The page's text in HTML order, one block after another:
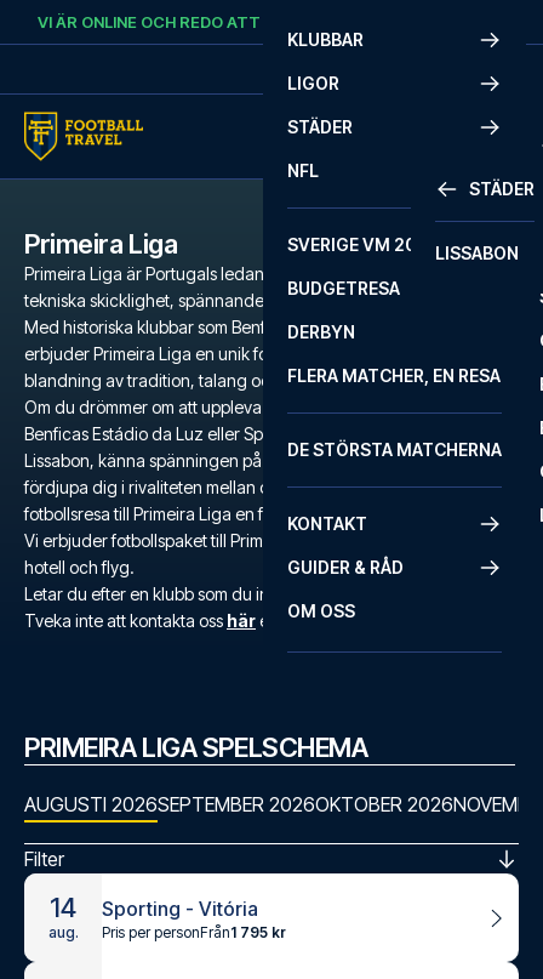
Skip to content
VI ÄR ONLINE OCH REDO ATT HJÄLPA DIG.
KLUBBAR
LIGOR
STÄDER
STÄDER
LISSABON
NFL
SVERIGE VM 2026
BUDGETRESA
DERBYN
FLERA MATCHER, EN RESA
DE STÖRSTA MATCHERNA
KONTAKT
GUIDER & RÅD
OM OSS
Primeira Liga
Primeira Liga är Portugals ledande fotbollsliga, känd för sin
tekniska skicklighet, spännande matcher och passionerade fans.
Med historiska klubbar som Benfica, Porto, Sporting CP och Braga
erbjuder Primeira Liga en unik fotbollsupplevelse med en
blandning av tradition, talang och intensitet.
Om du drömmer om att uppleva den elektriska atmosfären på
Benficas Estádio da Luz eller Sportings Estádio José Alvalade i
Lissabon, känna spänningen på Estádio do Dragão i Porto eller
fördjupa dig i rivaliteten mellan de stora klubbarna, är en
fotbollsresa till Primeira Liga en fantastisk upplevelse.
Vi erbjuder fotbollspaket till Primeira Liga med biljetter, utvalda
hotell och flyg.
Letar du efter en klubb som du inte hittar?
Tveka inte att kontakta oss häreller på +46 22 03 00 14
PRIMEIRA LIGA SPELSCHEMA
AUGUSTI 2026SEPTEMBER 2026OKTOBER 2026
Filter
14
aug.
Sporting - Vitória
Pris per personFrån1 795 kr